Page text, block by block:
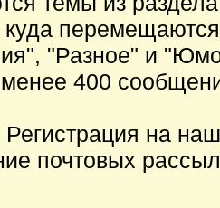
перемещаются
"Разное" и
400
на
почтовых